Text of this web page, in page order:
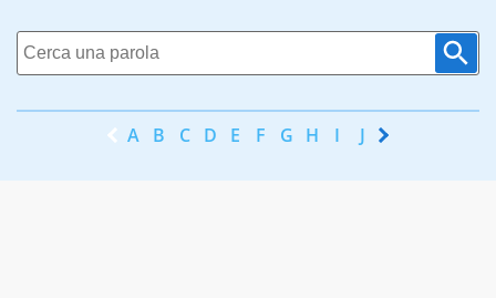
A B C D E F G H I J K